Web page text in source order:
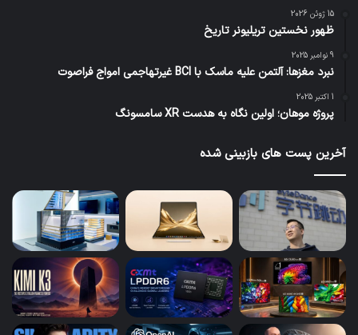
15 ژوئن 2026
ظهور نخستین تریلیونر تاریخ
9 نوامبر 2025
نبرد مغزها: آلتمن علیه ماسک با BCI غیرتهاجمی امواج فراصوت
1 اکتبر 2025
پروژه موهان؛ اولین نگاه به هدست XR سامسونگ
آخرین پست های بازبینی شده